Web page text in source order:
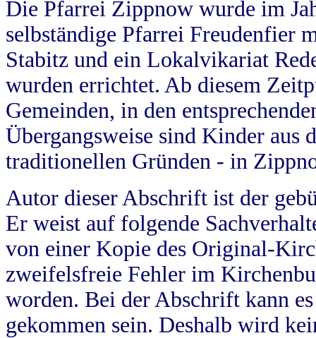
Die Pfarrei Zippnow wurde im
selbständige Pfarrei Freudenfier
Stabitz und ein Lokalvikariat
wurden errichtet. Ab diesem
Gemeinden, in den
Übergangsweise sind Kinder aus
traditionellen Gründen - in
Autor dieser Abschrift ist der
Er weist auf folgende
von einer Kopie des Original-
zweifelsfreie Fehler im
worden. Bei der Abschrift kann
gekommen sein. Deshalb wird